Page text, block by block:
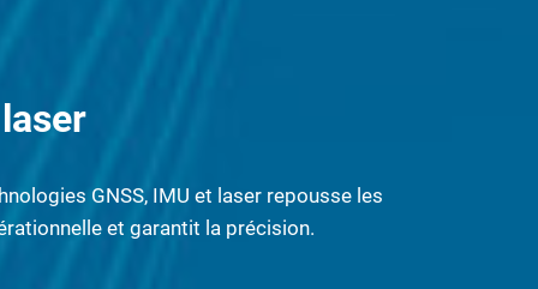
GNSS, IMU et laser repousse les
et garantit la précision.